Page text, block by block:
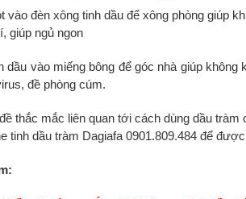
vào đèn xông tinh dầu để xông phòng giúp
giúp ngủ ngon
dầu vào miếng bông để góc nhà giúp
đề phòng cúm.
thắc mắc liên quan tới cách dùng dầu
tinh dầu tràm Dagiafa 0901.809.484 để